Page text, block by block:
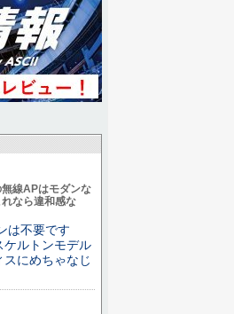
線APはモダンな
なら違和感な
は不要です
ルトンモデル
にめちゃなじ